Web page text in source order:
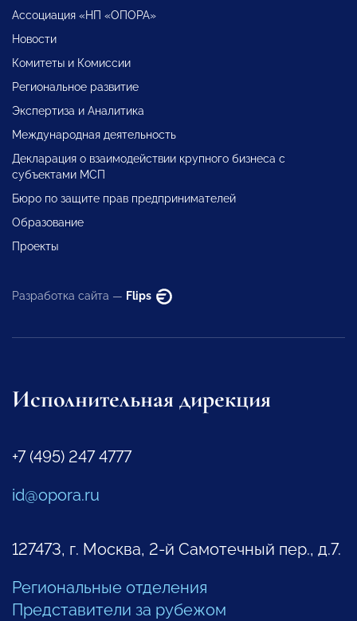
Ассоциация «НП «ОПОРА»
Новости
Комитеты и Комиссии
Региональное развитие
Экспертиза и Аналитика
Международная деятельность
Декларация о взаимодействии крупного бизнеса с
субъектами МСП
Бюро по защите прав предпринимателей
Образование
Проекты
Разработка сайта — Flips
Исполнительная дирекция
+7 (495) 247 4777
id@opora.ru
127473, г. Москва, 2-й Самотечный пер., д.7.
Региональные отделения
Представители за рубежом